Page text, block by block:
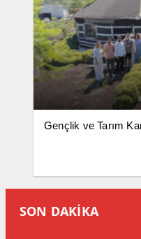
Gençlik ve Tarım
SON DAKİKA